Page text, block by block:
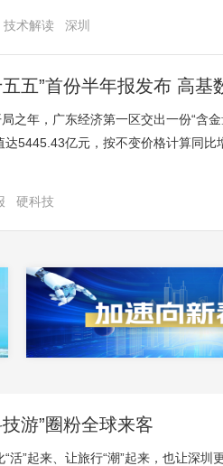
技术解读 深圳
五五”首份半年报发布 高
局之年，广东经济第一区交出一份“含
达5445.43亿元，按不变价格计算同
硬科技
游”圈粉全球来客
“活”起来、让旅行“潮”起来，也让深